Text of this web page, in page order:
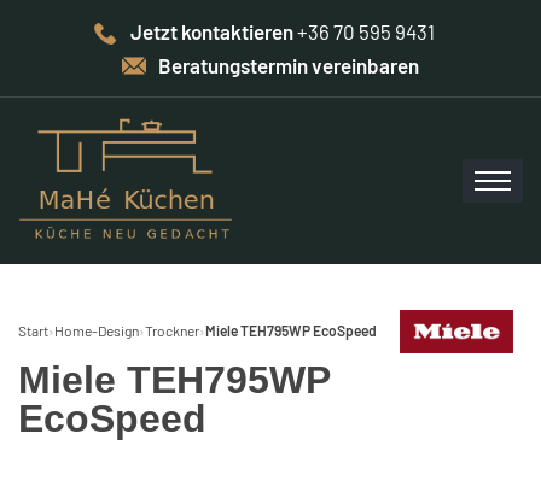
Jetzt kontaktieren+36 70 595 9431
Beratungstermin vereinbaren
Start› Home-Design›Trockner›Miele TEH795WP EcoSpeed
Miele TEH795WP
EcoSpeed